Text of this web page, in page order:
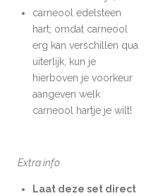
carneool edelsteen
hart; omdat carneool
erg kan verschillen qua
uiterlijk, kun je
hierboven je voorkeur
aangeven welk
carneool hartje je wilt!
Extra info
Laat deze set direct